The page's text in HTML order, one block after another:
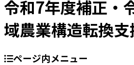
令和7年度補正・
域農業構造転換
ページ内メニュー